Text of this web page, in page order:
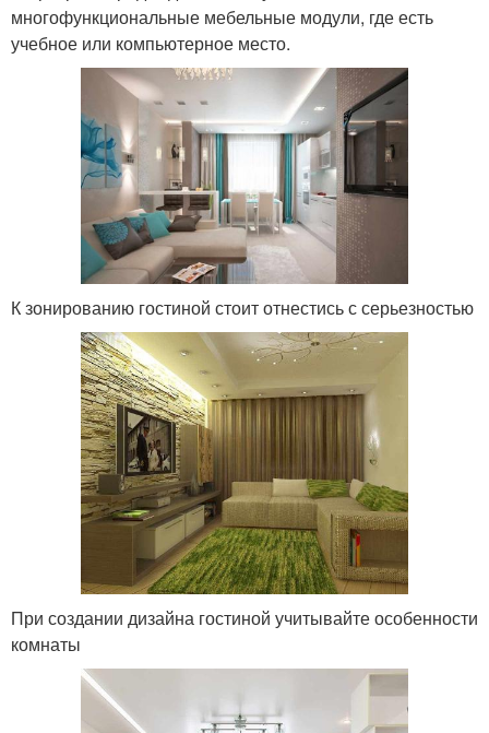
многофункциональные мебельные модули, где есть
учебное или компьютерное место.
К зонированию гостиной стоит отнестись с серьезностью
При создании дизайна гостиной учитывайте особенности
комнаты